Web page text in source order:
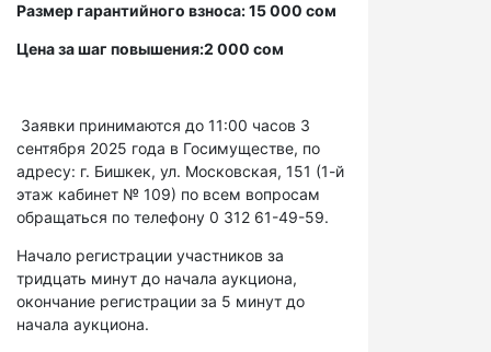
Размер гарантийного взноса: 15 000 сом
Цена за шаг повышения:2 000 сом
Заявки принимаются до 11:00 часов 3
сентября 2025 года в Госимуществе, по
адресу: г. Бишкек, ул. Московская, 151 (1-й
этаж кабинет № 109) по всем вопросам
обращаться по телефону 0 312 61-49-59.
Начало регистрации участников за
тридцать минут до начала аукциона,
окончание регистрации за 5 минут до
начала аукциона.